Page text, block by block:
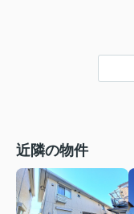
近隣の物件